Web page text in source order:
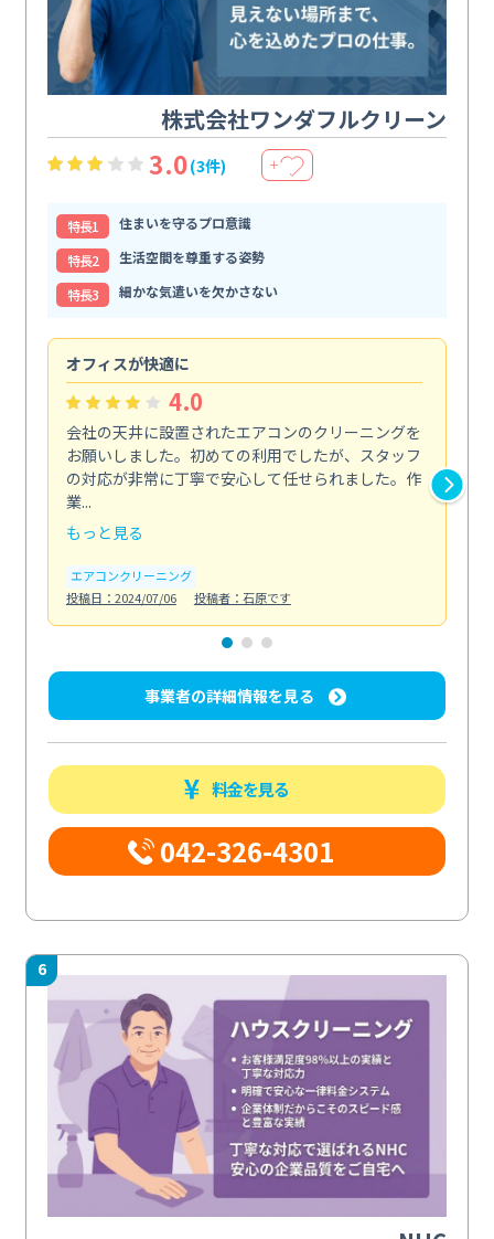
株式会社ワンダフルクリーン
3.0(3件) ＋
特⻑1
住まいを守るプロ意識
特⻑2
生活空間を尊重する姿勢
特⻑3
細かな気遣いを欠かさない
オフィスが快適に
4.0
会社の天井に設置されたエアコンのクリーニングを
お願いしました。初めての利用でしたが、スタッフ
の対応が非常に丁寧で安心して任せられました。作
業...
もっと見る
エアコンクリーニング
投稿日：2024/07/06
投稿者：石原です
事業者の詳細情報を見る
料金を見る
042-326-4301
6